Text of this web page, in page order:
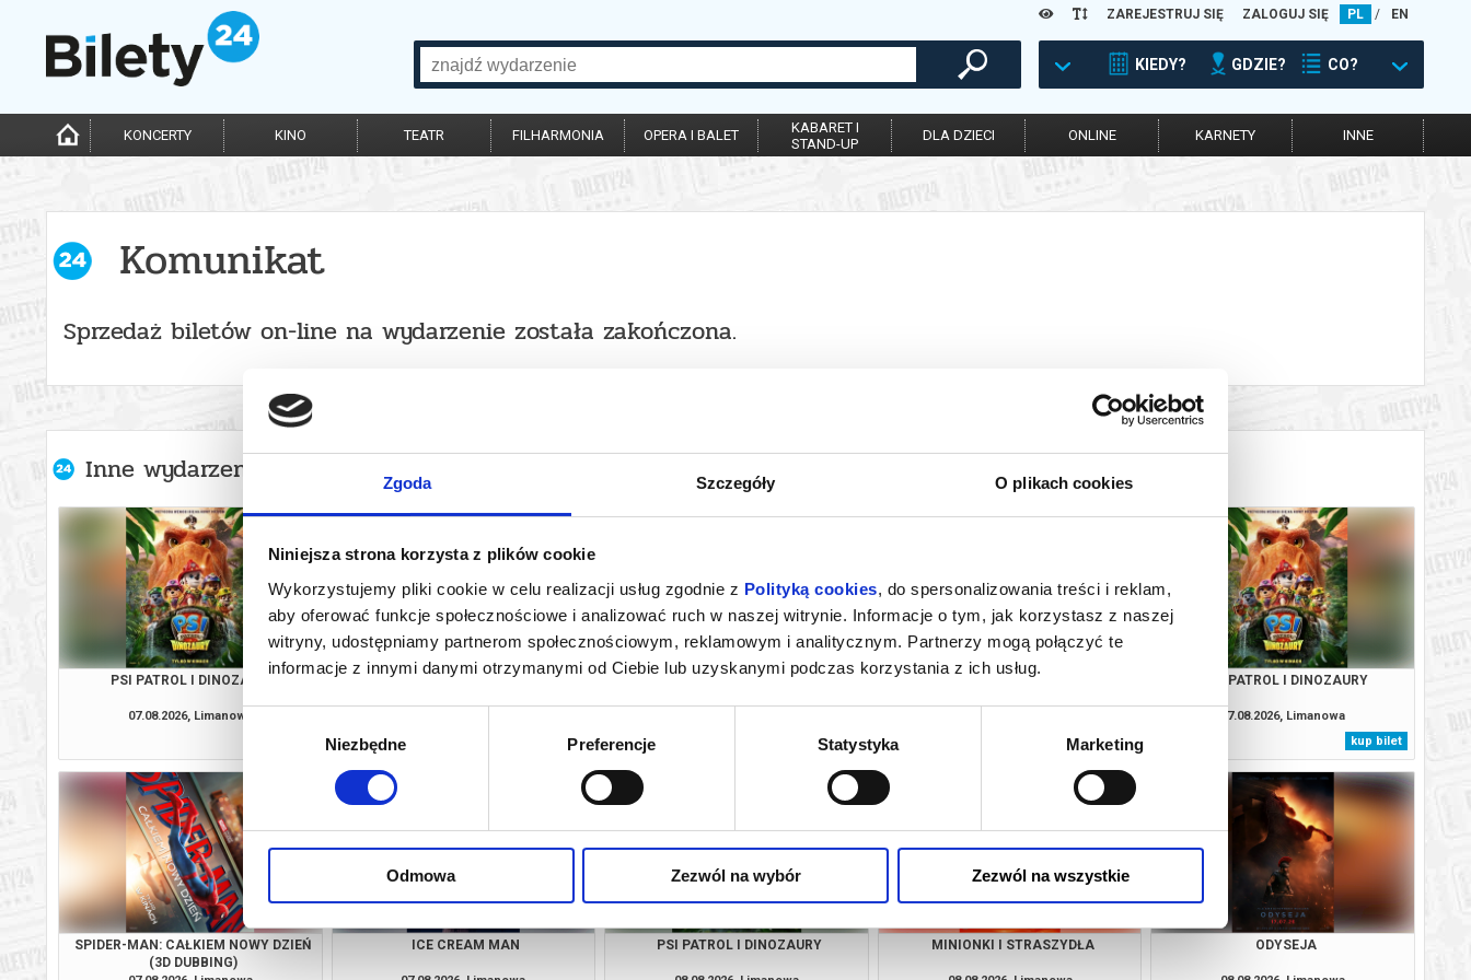
Zgoda Szczegóły O plikach cookies
Niniejsza strona korzysta z plików cookie
Wykorzystujemy pliki cookie w celu realizacji usług zgodnie z Polityką cookies, do spersonalizowania treści i reklam,
aby oferować funkcje społecznościowe i analizować ruch w naszej witrynie. Informacje o tym, jak korzystasz z naszej
witryny, udostępniamy partnerom społecznościowym, reklamowym i analitycznym. Partnerzy mogą połączyć te
informacje z innymi danymi otrzymanymi od Ciebie lub uzyskanymi podczas korzystania z ich usług.
Wybór
Niezbędne Preferencje Statystyka Marketing
Odmowa Zezwól na wybór Zezwól na wszystkie
ZAREJESTRUJ SIĘ ZALOGUJ SIĘ PL / EN
KIEDY? GDZIE? CO?
KONCERTY KINO TEATR FILHARMONIA OPERA I BALET
KABARET I
STAND-UP
DLA DZIECI ONLINE KARNETY INNE
Komunikat
Sprzedaż biletów on-line na wydarzenie została zakończona.
Inne wydarzenia organizatora
PSI PATROL I DINOZAURY
07.08.2026, Limanowa
MINIONKI I STRASZYDŁA
kup bilet
ODYSEJA
kup bilet
SPIDER-MAN: CAŁKIEM NOWY DZIEŃ
kup bilet
PSI PATROL I DINOZAURY
07.08.2026, Limanowa
kup bilet
SPIDER-MAN: CAŁKIEM NOWY DZIEŃ
(3D DUBBING)
ICE CREAM MAN PSI PATROL I DINOZAURY MINIONKI I STRASZYDŁA ODYSEJA